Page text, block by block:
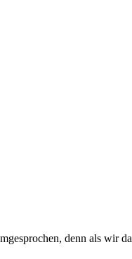
denn als